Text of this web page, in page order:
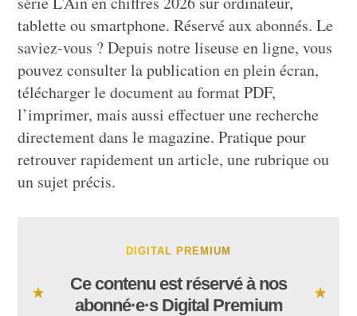
tablette ou smartphone. Réservé aux abonnés. Le
saviez-vous ? Depuis notre liseuse en ligne, vous
pouvez consulter la publication en plein écran,
télécharger le document au format PDF,
l’imprimer, mais aussi effectuer une recherche
directement dans le magazine. Pratique pour
retrouver rapidement un article, une rubrique ou
un sujet précis.
DIGITAL PREMIUM
Ce contenu est réservé à nos
abonné·e·s Digital Premium